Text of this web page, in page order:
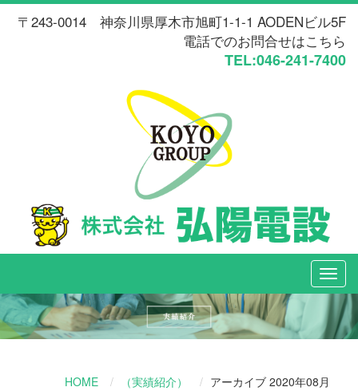
〒243-0014 神奈川県厚木市旭町1-1-1 AODENビル5F
電話でのお問合せはこちら
TEL:046-241-7400
HOME （実績紹介） アーカイブ 2020年08月